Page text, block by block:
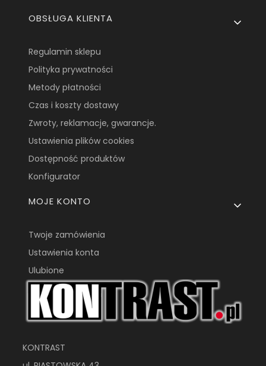
OBSŁUGA KLIENTA
Regulamin sklepu
Polityka prywatności
Metody płatności
Czas i koszty dostawy
Zwroty, reklamacje, gwarancje.
Ustawienia plików cookies
Dostępność produktów
Konfigurator
MOJE KONTO
Twoje zamówienia
Ustawienia konta
Ulubione
KONTRAST